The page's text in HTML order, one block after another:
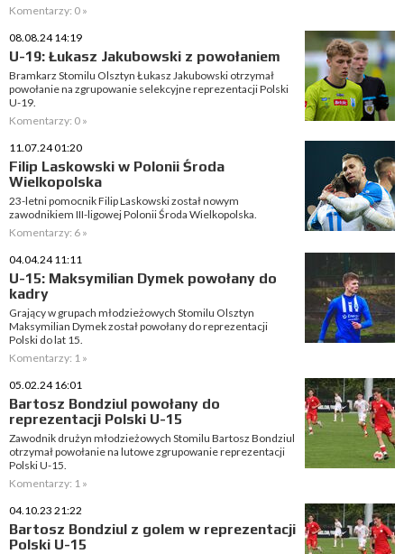
Komentarzy: 0 »
08.08.24 14:19
U-19: Łukasz Jakubowski z powołaniem
Bramkarz Stomilu Olsztyn Łukasz Jakubowski otrzymał
powołanie na zgrupowanie selekcyjne reprezentacji Polski
U-19.
Komentarzy: 0 »
11.07.24 01:20
Filip Laskowski w Polonii Środa
Wielkopolska
23-letni pomocnik Filip Laskowski został nowym
zawodnikiem III-ligowej Polonii Środa Wielkopolska.
Komentarzy: 6 »
04.04.24 11:11
U-15: Maksymilian Dymek powołany do
kadry
Grający w grupach młodzieżowych Stomilu Olsztyn
Maksymilian Dymek został powołany do reprezentacji
Polski do lat 15.
Komentarzy: 1 »
05.02.24 16:01
Bartosz Bondziul powołany do
reprezentacji Polski U-15
Zawodnik drużyn młodzieżowych Stomilu Bartosz Bondziul
otrzymał powołanie na lutowe zgrupowanie reprezentacji
Polski U-15.
Komentarzy: 1 »
04.10.23 21:22
Bartosz Bondziul z golem w reprezentacji
Polski U-15